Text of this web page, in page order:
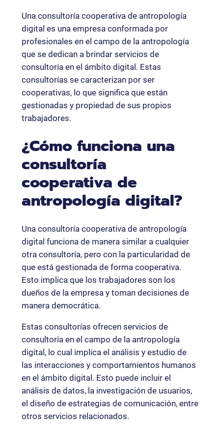
Una consultoría cooperativa de antropología
digital es una empresa conformada por
profesionales en el campo de la antropología
que se dedican a brindar servicios de
consultoría en el ámbito digital. Estas
consultorías se caracterizan por ser
cooperativas, lo que significa que están
gestionadas y propiedad de sus propios
trabajadores.
¿Cómo funciona una
consultoría
cooperativa de
antropología digital?
Una consultoría cooperativa de antropología
digital funciona de manera similar a cualquier
otra consultoría, pero con la particularidad de
que está gestionada de forma cooperativa.
Esto implica que los trabajadores son los
dueños de la empresa y toman decisiones de
manera democrática.
Estas consultorías ofrecen servicios de
consultoría en el campo de la antropología
digital, lo cual implica el análisis y estudio de
las interacciones y comportamientos humanos
en el ámbito digital. Esto puede incluir el
análisis de datos, la investigación de usuarios,
el diseño de estrategias de comunicación, entre
otros servicios relacionados.